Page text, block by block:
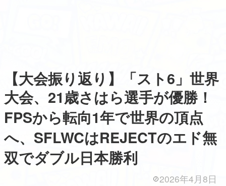
【大会振り返り】「スト6」世界
大会、21歳さはら選手が優勝！
FPSから転向1年で世界の頂点
へ、SFLWCはREJECTのエド無
双でダブル日本勝利
2026年4月8日